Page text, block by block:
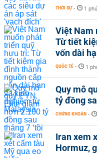
THỜI SỰ - 1
Việt Nam
Từ tiết
vốn dài
QUỐC TẾ - 1
Quy mô
tỷ đồng
CHỨNG KHOÁN -
Iran xem
Hormuz,